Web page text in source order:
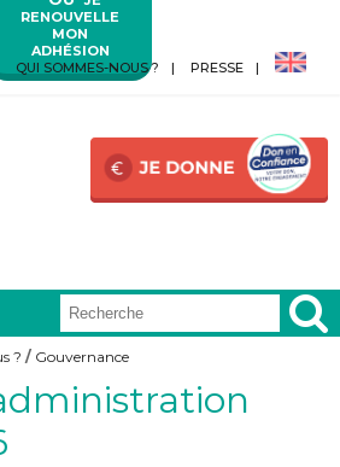
RENOUVELLE
MON
ADHÉSION
QUI SOMMES-NOUS ?
PRESSE
? / Gouvernance